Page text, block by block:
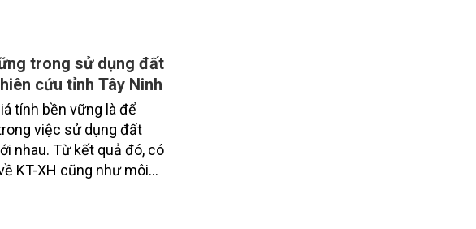
trong sử dụng đất
cứu tỉnh Tây Ninh
tính bền vững là để
việc sử dụng đất
nhau. Từ kết quả đó, có
KT-XH cũng như môi